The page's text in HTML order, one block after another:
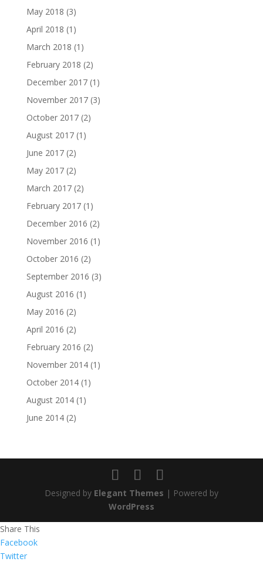
May 2018 (3)
April 2018 (1)
March 2018 (1)
February 2018 (2)
December 2017(1)
November 2017(3)
October 2017(2)
August 2017(1)
June 2017(2)
May 2017(2)
March 2017(2)
February 2017(1)
December 2016 (2)
November 2016 (1)
October 2016 (2)
September 2016 (3)
August 2016 (1)
May 2016 (2)
April 2016 (2)
February 2016 (2)
November 2014(1)
October 2014(1)
August 2014(1)
June 2014(2)
Designed by Elegant Themes | Powered by
WordPress
Share This
Facebook
Twitter